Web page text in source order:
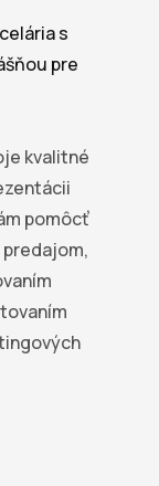
s
pre
kvalitné
pomôcť